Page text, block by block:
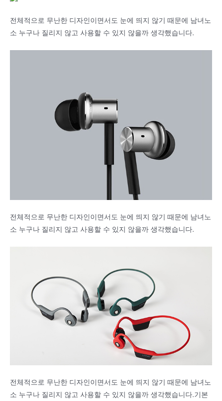
전체적으로 무난한 디자인이면서도 눈에 띄지 않기 때문에 남녀노
소 누구나 질리지 않고 사용할 수 있지 않을까 생각했습니다.
전체적으로 무난한 디자인이면서도 눈에 띄지 않기 때문에 남녀노
소 누구나 질리지 않고 사용할 수 있지 않을까 생각했습니다.
전체적으로 무난한 디자인이면서도 눈에 띄지 않기 때문에 남녀노
소 누구나 질리지 않고 사용할 수 있지 않을까 생각했습니다.기본